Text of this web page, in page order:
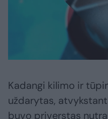
Kadangi kilimo ir
uždarytas,
buvo priverstas